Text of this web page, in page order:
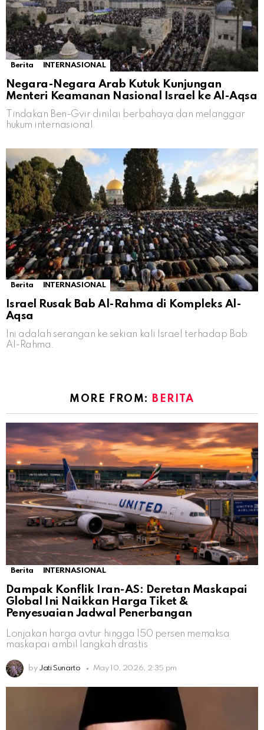
Berita INTERNASIONAL
Negara-Negara Arab Kutuk Kunjungan
Menteri Keamanan Nasional Israel ke Al-Aqsa
Tindakan Ben-Gvir dinilai berbahaya dan melanggar
hukum internasional.
Berita INTERNASIONAL
Israel Rusak Bab Al-Rahma di Kompleks Al-
Aqsa
Ini adalah serangan ke sekian kali Israel terhadap Bab
Al-Rahma.
MORE FROM: BERITA
Berita INTERNASIONAL
Dampak Konflik Iran-AS: Deretan Maskapai
Global Ini Naikkan Harga Tiket &
Penyesuaian Jadwal Penerbangan
Lonjakan harga avtur hingga 150 persen memaksa
maskapai ambil langkah drastis
by Jati Sunarto May 10, 2026, 2:35 pm